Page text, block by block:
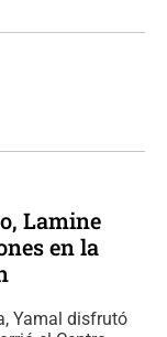
Lamine
en la
Yamal disfrutó